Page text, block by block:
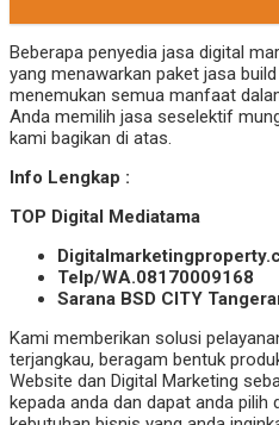
Beberapa penyedia jasa digital
yang menawarkan paket jasa
menemukan semua manfaat
Anda memilih jasa seselektif
kami bagikan di atas.
Info Lengkap :
TOP Digital Mediatama
Telp/WA.08170009168
Sarana BSD CITY
Kami memberikan solusi
terjangkau, beragam bentuk
Website dan Digital Marketing
kepada anda dan dapat anda pilih